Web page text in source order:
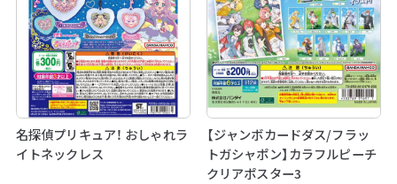
名探偵プリキュア！ おしゃれラ
イトネックレス
【ジャンボカードダス/フラッ
トガシャポン】カラフルピーチ
クリアポスター3